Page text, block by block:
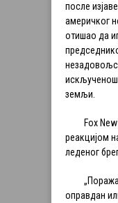
после
америчког
отишао да
земљи.
Fox News
реакцијом
леденог
оправдан